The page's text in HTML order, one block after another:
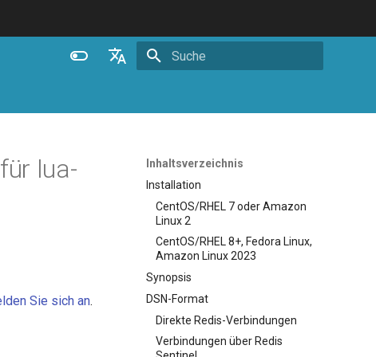
Deutsch
Inhaltsverzeichnis
Installation
CentOS/RHEL 7 oder Amazon
Linux 2
CentOS/RHEL 8+, Fedora Linux,
Amazon Linux 2023
Synopsis
DSN-Format
Direkte Redis-Verbindungen
Verbindungen über Redis
lua-
Sie sich an.